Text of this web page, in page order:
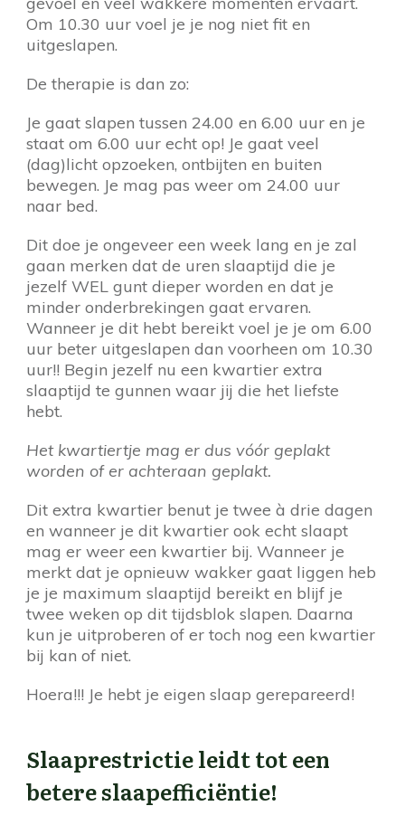
Om 10.30 uur voel je je nog niet fit en
uitgeslapen.
De therapie is dan zo:
Je gaat slapen tussen 24.00 en 6.00 uur en je
staat om 6.00 uur echt op! Je gaat veel
(dag)licht opzoeken, ontbijten en buiten
bewegen. Je mag pas weer om 24.00 uur
naar bed.
Dit doe je ongeveer een week lang en je zal
gaan merken dat de uren slaaptijd die je
jezelf WEL gunt dieper worden en dat je
minder onderbrekingen gaat ervaren.
Wanneer je dit hebt bereikt voel je je om 6.00
uur beter uitgeslapen dan voorheen om 10.30
uur!! Begin jezelf nu een kwartier extra
slaaptijd te gunnen waar jij die het liefste
hebt.
Het kwartiertje mag er dus vóór geplakt
worden of er achteraan geplakt.
Dit extra kwartier benut je twee à drie dagen
en wanneer je dit kwartier ook echt slaapt
mag er weer een kwartier bij. Wanneer je
merkt dat je opnieuw wakker gaat liggen heb
je je maximum slaaptijd bereikt en blijf je
twee weken op dit tijdsblok slapen. Daarna
kun je uitproberen of er toch nog een kwartier
bij kan of niet.
Hoera!!! Je hebt je eigen slaap gerepareerd!
Slaaprestrictie leidt tot een
betere slaapefficiëntie!